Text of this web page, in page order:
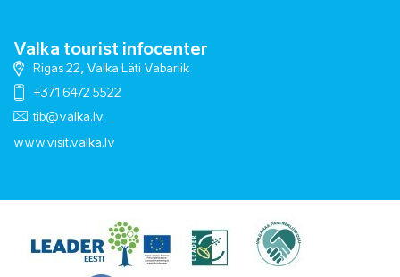
Valka tourist infocenter
Rigas 22, Valka Läti Vabariik
+371 6472 5522
tib@valka.lv
www.visit.valka.lv